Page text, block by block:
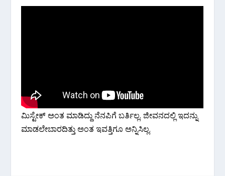
ಮಿಸ್ಟೇಕ್ ಅಂತ ಮಾಡಿದ್ದು ನೆನಪಿಗೆ ಬರ್ತಿಲ್ಲ. ಜೀವನದಲ್ಲಿ ಇದನ್ನು
ಮಾಡಲೇಬಾರದಿತ್ತು ಅಂತ ಇವತ್ತಿಗೂ ಅನ್ನಿಸಿಲ್ಲ.